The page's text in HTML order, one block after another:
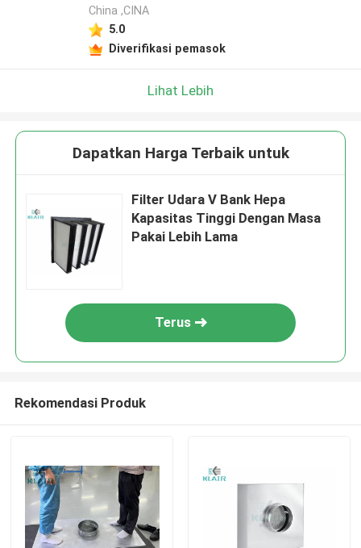
China ,CINA
5.0
Diverifikasi pemasok
Lihat Lebih
Dapatkan Harga Terbaik untuk
Filter Udara V Bank Hepa
Kapasitas Tinggi Dengan Masa
Pakai Lebih Lama
Terus
Rekomendasi Produk